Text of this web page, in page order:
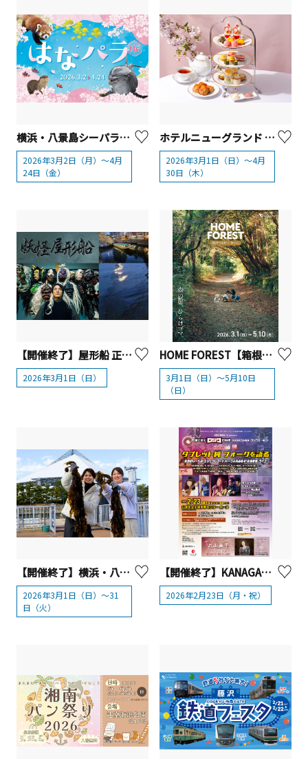
横浜・八景島シーパラダイス「はなパラ」【横浜市】
2026年3月2日（月）～4月
24日（金）
ホテルニューグランド 『春のアフタヌーンティー』【横浜市】
2026年3月1日（日）～4月
30日（木）
【開催終了】屋形船 正義丸「怪談屋形船」
2026年3月1日（日）
HOME FOREST【箱根町】
3月1日（日）～5月10日
（日）
【開催終了】横浜・八景島シーパラダイス「ワカメ収穫体験」【横浜市】
2026年3月1日（日）～31
日（火）
【開催終了】KANAGAWA ロックサーキット 「語り継ぐロックの伝説」タブレット純 フォークを語る ~伝説のレーベル「エレックレコード」トーク &丸山圭子「彩色兼美」ライブ~【山北町】
2026年2月23日（月・祝）